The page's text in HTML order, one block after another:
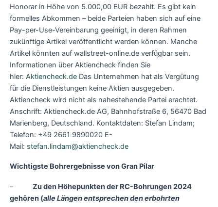
Honorar in Höhe von 5.000,00 EUR bezahlt. Es gibt kein
formelles Abkommen – beide Parteien haben sich auf eine
Pay-per-Use-Vereinbarung geeinigt, in deren Rahmen
zukünftige Artikel veröffentlicht werden können. Manche
Artikel könnten auf wallstreet-online.de verfügbar sein.
Informationen über Aktiencheck finden Sie
hier: Aktiencheck.de Das Unternehmen hat als Vergütung
für die Dienstleistungen keine Aktien ausgegeben.
Aktiencheck wird nicht als nahestehende Partei erachtet.
Anschrift: Aktiencheck.de AG, Bahnhofstraße 6, 56470 Bad
Marienberg, Deutschland. Kontaktdaten: Stefan Lindam;
Telefon: +49 2661 9890020 E-
Mail: stefan.lindam@aktiencheck.de
Wichtigste Bohrergebnisse von Gran Pilar
– Zu den Höhepunkten der RC-Bohrungen 2024
gehören (alle Längen entsprechen den erbohrten